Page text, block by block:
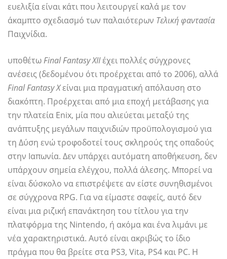
ευελιξία είναι κάτι που λειτουργεί καλά με τον
άκαμπτο σχεδιασμό των παλαιότερων Τελική φαντασία
Παιχνίδια.
υποθέτωFinal Fantasy XIIέχει πολλές σύγχρονες
ανέσεις (δεδομένου ότι προέρχεται από το 2006), αλλά
Final Fantasy Xείναι μια πραγματική απόλαυση στο
διακόπτη. Προέρχεται από μια εποχή μετάβασης για
την πλατεία Enix, μία που αλιεύεται μεταξύ της
ανάπτυξης μεγάλων παιχνιδιών προϋπολογισμού για
τη Δύση ενώ τροφοδοτεί τους σκληρούς της οπαδούς
στην Ιαπωνία. Δεν υπάρχει αυτόματη αποθήκευση, δεν
υπάρχουν σημεία ελέγχου, πολλά άλεσης. Μπορεί να
είναι δύσκολο να επιστρέψετε αν είστε συνηθισμένοι
σε σύγχρονα RPG. Για να είμαστε σαφείς, αυτό δεν
είναι μια ριζική επανάκτηση του τίτλου για την
πλατφόρμα της Nintendo, ή ακόμα και ένα λιμάνι με
νέα χαρακτηριστικά. Αυτό είναι ακριβώς το ίδιο
πράγμα που θα βρείτε στα PS3, Vita, PS4 και PC. Η